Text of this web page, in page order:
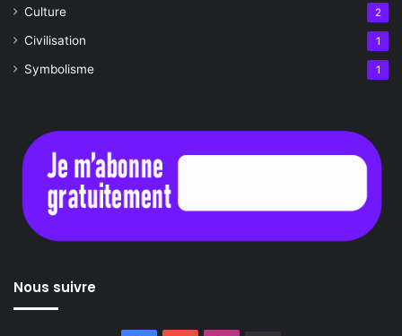
Culture 2
Civilisation 1
Symbolisme 1
Nous suivre